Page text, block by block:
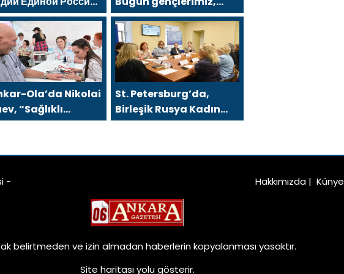
белгородцам с
и
kazananların
karakterini
şekillendiriyor
Ola’da Nikolai
“Sağlıklı
projesiyle
St. Petersburg’da,
Birleşik Rusya Kadın
Hareketi, şehir
yönelik destek
öneriler hazırladı
- Hakkımızda | Künye
belirtmeden ve izin almadan haberlerin kopyalanması yasaktır.
Site haritasıyolu gösterir.